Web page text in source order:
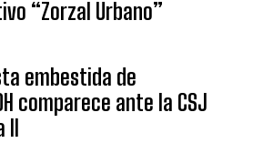
“Zorzal Urbano”
embestida de
comparece ante la CSJ